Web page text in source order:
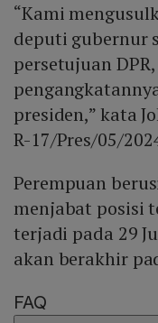
“Kami
deputi gubernur
persetujuan
presiden,” kata
R-17/Pres/05/
Perempuan
menjabat posisi
terjadi pada 29
akan berakhir
FAQ